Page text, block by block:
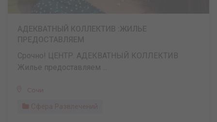
Срочно! ЦЕНТР. АДЕКВАТНЫЙ КОЛЛЕКТИВ
Жилье предоставляем ...
Сочи
Сфера Развлечений